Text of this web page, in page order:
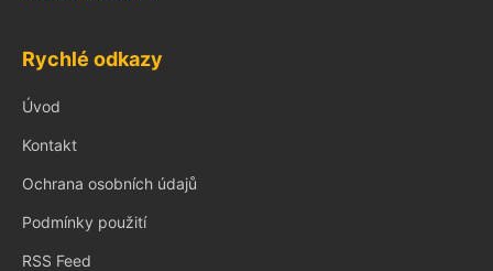
Rychlé odkazy
Úvod
Kontakt
Ochrana osobních údajů
Podmínky použití
RSS Feed